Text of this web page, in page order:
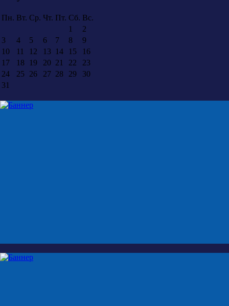
Пн. Вт. Ср. Чт. Пт. Сб. Вс.
1
2
3
4 5 6 7 8
9
10
11 12 13 14 15
16
17
18 19 20 21 22
23
24
25 26 27 28 29
30
31